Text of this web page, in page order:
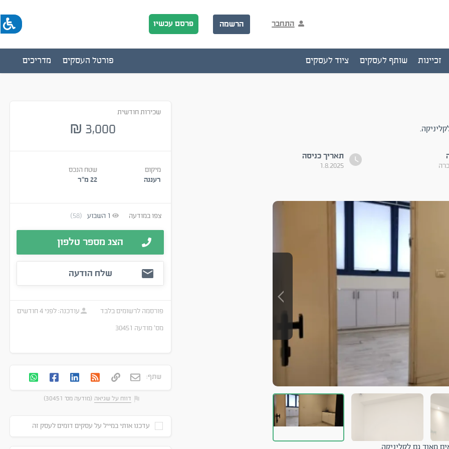
התחבר הרשמה פרסם עכשיו
זכיינות שותף לעסקים ציוד לעסקים מדריכים פורטל העסקים
תאריך כניסה
1.8.2025
שכירות חודשית
3,000
₪
מיקום
רעננה
שטח הנכס
22 מ״ר
צפו במודעה 1 השבוע (58)
הצג מספר טלפון
שלח הודעה
פורסמה לרשומים בלבד עודכנה:לפני 4 חודשים
מס׳ מודעה
שתף:
דווח על שגיאה (מודעה מס' 30451)
עדכנו אותי במייל על עסקים דומים לעסק זה